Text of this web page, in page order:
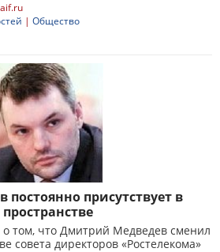
aif.ru
| Общество
присутствует в
том, что Дмитрий Медведев сменил
совета директоров «Ростелекома»